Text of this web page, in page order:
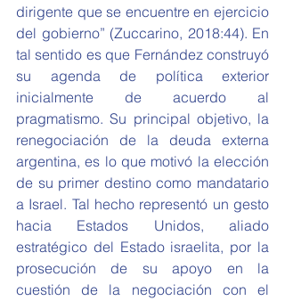
dirigente que se encuentre en ejercicio
del gobierno” (Zuccarino, 2018:44). En
tal sentido es que Fernández construyó
su agenda de política exterior
inicialmente de acuerdo al
pragmatismo. Su principal objetivo, la
renegociación de la deuda externa
argentina, es lo que motivó la elección
de su primer destino como mandatario
a Israel. Tal hecho representó un gesto
hacia Estados Unidos, aliado
estratégico del Estado israelita, por la
prosecución de su apoyo en la
cuestión de la negociación con el